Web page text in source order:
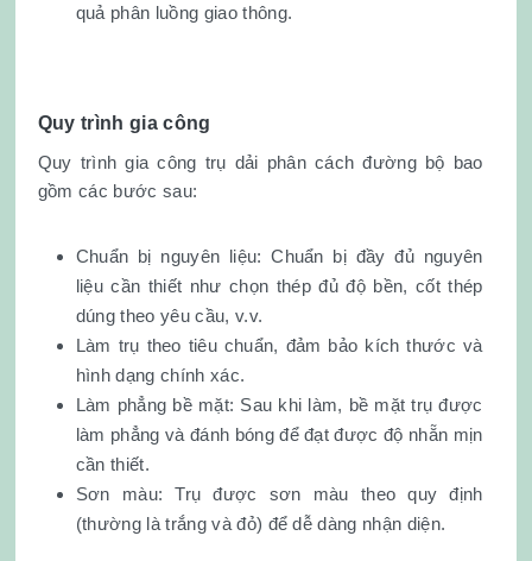
quả phân luồng giao thông.
Quy trình gia công
Quy trình gia công trụ dải phân cách đường bộ bao
gồm các bước sau:
Chuẩn bị nguyên liệu: Chuẩn bị đầy đủ nguyên
liệu cần thiết như chọn thép đủ độ bền, cốt thép
dúng theo yêu cầu, v.v.
Làm trụ theo tiêu chuẩn, đảm bảo kích thước và
hình dạng chính xác.
Làm phẳng bề mặt: Sau khi làm, bề mặt trụ được
làm phẳng và đánh bóng để đạt được độ nhẵn mịn
cần thiết.
Sơn màu: Trụ được sơn màu theo quy định
(thường là trắng và đỏ) để dễ dàng nhận diện.